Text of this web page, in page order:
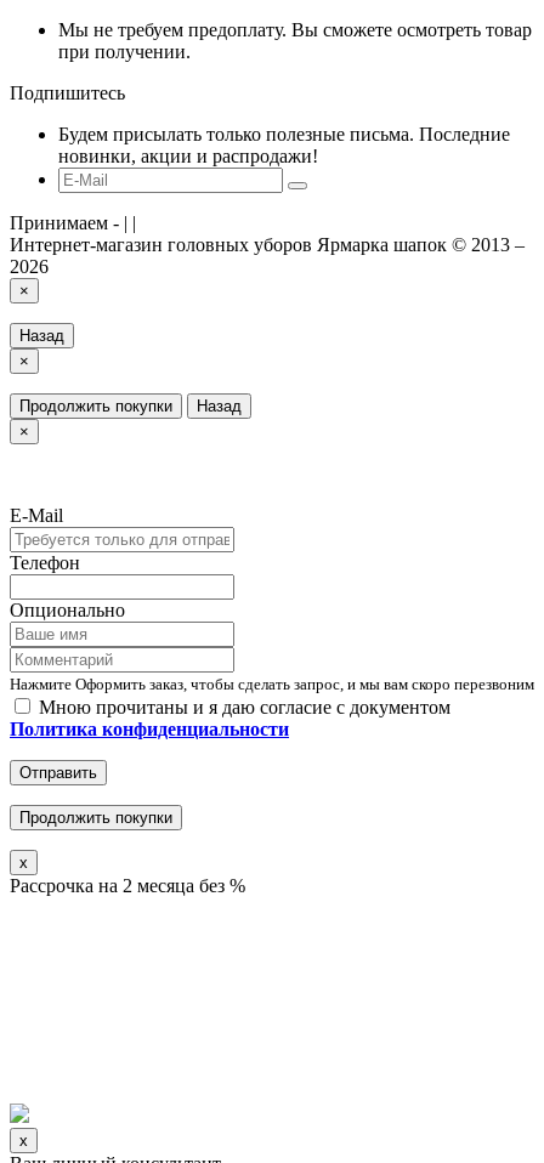
Мы не требуем предоплату. Вы сможете осмотреть товар
при получении.
Подпишитесь
Будем присылать только полезные письма. Последние
новинки, акции и распродажи!
Принимаем - | |
Интернет-магазин головных уборов Ярмарка шапок © 2013 –
2026
×
Назад
×
Продолжить покупки
Назад
×
E-Mail
Телефон
Опционально
Нажмите Оформить заказ, чтобы сделать запрос, и мы вам скоро перезвоним
Мною прочитаны и я даю согласие с документом
Политика конфиденциальности
Отправить
Продолжить покупки
x
Рассрочка на 2 месяца без %
x